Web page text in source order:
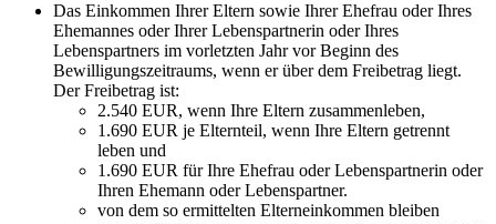
Das Einkommen Ihrer Eltern sowie Ihrer Ehefrau oder Ihres
Ehemannes oder Ihrer Lebenspartnerin oder Ihres
Lebenspartners im vorletzten Jahr vor Beginn des
Bewilligungszeitraums, wenn er über dem Freibetrag liegt.
Der Freibetrag ist:
2.540 EUR, wenn Ihre Eltern zusammenleben,
1.690 EUR je Elternteil, wenn Ihre Eltern getrennt
leben und
1.690 EUR für Ihre Ehefrau oder Lebenspartnerin oder
Ihren Ehemann oder Lebenspartner.
von dem so ermittelten Elterneinkommen bleiben